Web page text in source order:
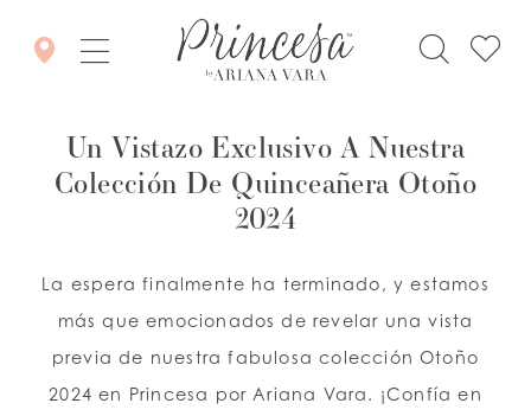
Un Vistazo Exclusivo A Nuestra
Colección De Quinceañera Otoño
2024
La espera finalmente ha terminado, y estamos
más que emocionados de revelar una vista
previa de nuestra fabulosa colección Otoño
2024 en Princesa por Ariana Vara. ¡Confía en